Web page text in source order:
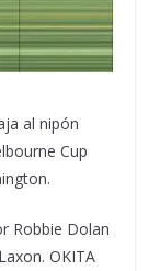
al nipón
Cup
Robbie Dolan
OKITA